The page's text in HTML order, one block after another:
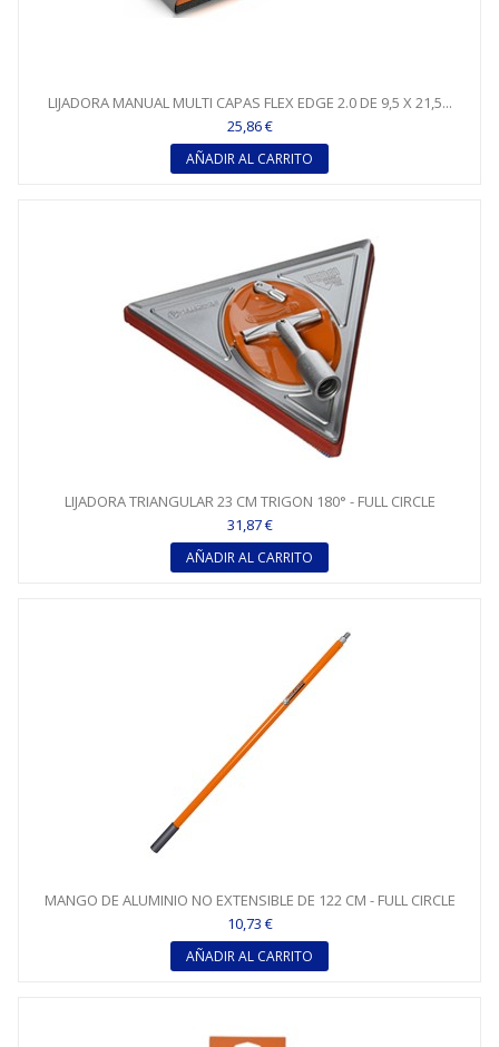
LIJADORA MANUAL MULTI CAPAS FLEX EDGE 2.0 DE 9,5 X 21,5...
25,86 €
AÑADIR AL CARRITO
LIJADORA TRIANGULAR 23 CM TRIGON 180° - FULL CIRCLE
31,87 €
AÑADIR AL CARRITO
MANGO DE ALUMINIO NO EXTENSIBLE DE 122 CM - FULL CIRCLE
10,73 €
AÑADIR AL CARRITO